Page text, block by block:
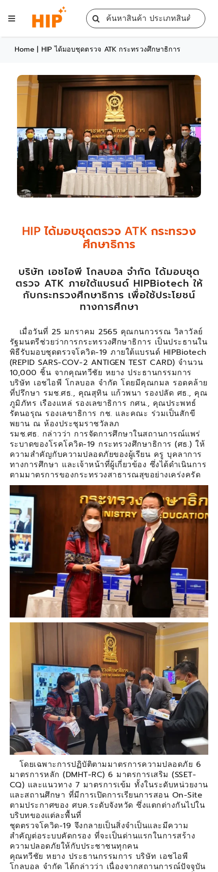
Toggle
Home
All Products
Training
Blog
Services
Search
for:
Home | HIP ได้มอบชุดตรวจ ATK กระทรวงศึกษาธิการ
HIP ได้มอบชุดตรวจ ATK กระทรวง
ศึกษาธิการ
บริษัท เอชไอพี โกลบอล จำกัด ได้มอบชุด
ตรวจ ATK ภายใต้แบรนด์ HIPBiotech ให้
กับกระทรวงศึกษาธิการ เพื่อใช้ประโยชน์
ทางการศึกษา
เมื่อวันที่ 25 มกราคม 2565 คุณกนกวรรณ วิลาวัลย์
รัฐมนตรีช่วยว่าการกระทรวงศึกษาธิการ เป็นประธานใน
พิธีรับมอบชุดตรวจโควิด-19 ภายใต้แบรนด์ HIPBiotech
(REPID SARS-COV-2 ANTIGEN TEST CARD) จำนวน
10,000 ชิ้น จากคุณทวีชัย หยาง ประธานกรรมการ
บริษัท เอชไอพี โกลบอล จำกัด โดยมีคุณกมล รอดคล้าย
ที่ปรึกษา รมช.ศธ., คุณสุทิน แก้วพนา รองปลัด ศธ., คุณ
ภูมิภัทร เรืองแหล่ รองเลขาธิการ กศน., คุณประพทธ์
รัตนอรุณ รองเลขาธิการ กช. และคณะ ร่วมเป็นสักขี
พยาน ณ ห้องประชุมราชวัลลภ
รมช.ศธ. กล่าวว่า การจัดการศึกษาในสถานการณ์แพร่
ระบาดของโรคโควิด-19 กระทรวงศึกษาธิการ (ศธ.) ให้
ความสำคัญกับความปลอดภัยของผู้เรียน ครู บุคลาการ
ทางการศึกษา และเจ้าหน้าที่ผู้เกี่ยวข้อง ซึ่งได้ดำเนินการ
ตามมาตรการของกระทรวงสาธารณสุขอย่างเคร่งครัด
โดยเฉพาะการปฏิบัติตามมาตรการความปลอดภัย 6
มาตรการหลัก (DMHT-RC) 6 มาตรการเสริม (SSET-
CQ) และแนวทาง 7 มาตรการเข้ม ทั้งในระดับหน่วยงาน
และสถานศึกษา ที่มีการเปิดการเรียนการสอน On-Site
ตามประกาศของ ศบค.ระดับจังหวัด ซึ่งแตกต่างกันไปใน
บริบทของแต่ละพื้นที่
ชุดตรวจโควิด-19 จึงกลายเป็นสิ่งจำเป็นและมีความ
สำคัญต่อระบบคัดกรอง ที่จะเป็นด่านแรกในการสร้าง
ความปลอดภัยให้กับประชาชนทุกคน
คุณทวีชัย หยาง ประธานกรรมการ บริษัท เอชไอพี
โกลบอล จำกัด ได้กล่าวว่า เนื่องจากสถานการณ์ปัจจุบัน